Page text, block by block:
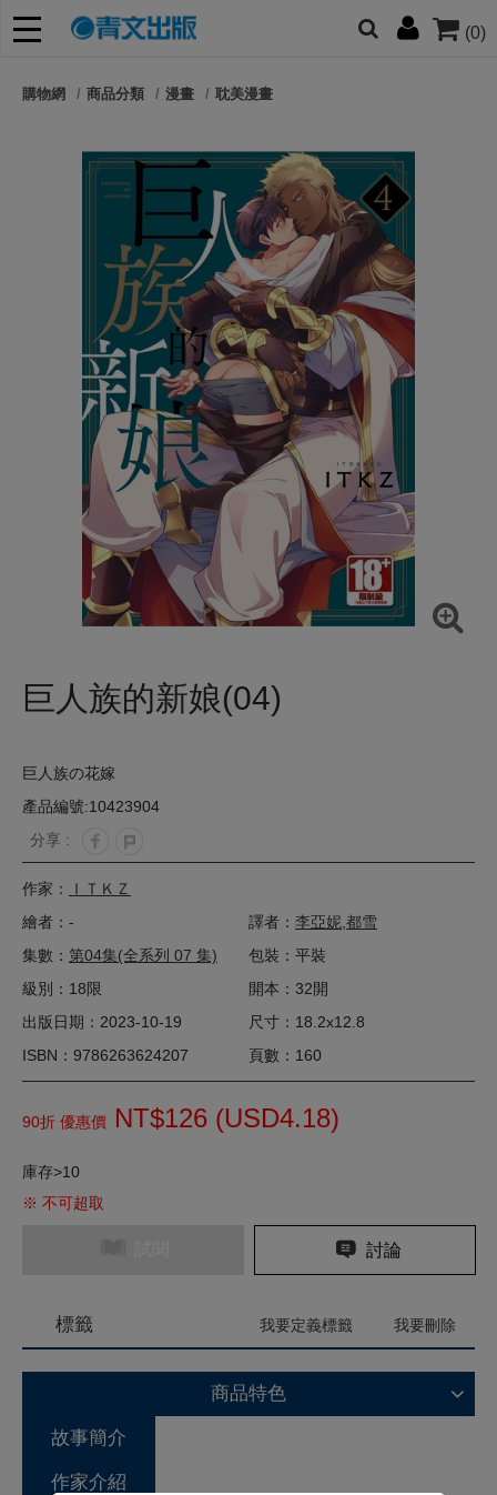
(0)
朋友們，提高警覺！
購物網 商品分類 漫畫 耽美漫畫
巨人族的新娘(04)
巨人族の花嫁
產品編號:10423904
分享 :
作家：
ＩＴＫＺ
繪者：-
譯者： 李亞妮,都雪
集數： 第04集(全系列 07 集)
包裝：平裝
級別：18限
開本：32開
出版日期：2023-10-19
尺寸：18.2x12.8
ISBN：9786263624207
頁數：160
90折 優惠價 NT$126 (USD4.18)
庫存>10
※ 不可超取
討論
標籤 我要定義標籤 我要刪除
商品特色
故事簡介
作家介紹